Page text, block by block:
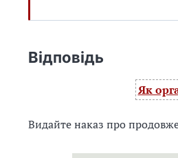
Відповідь
Як
Видайте наказ про